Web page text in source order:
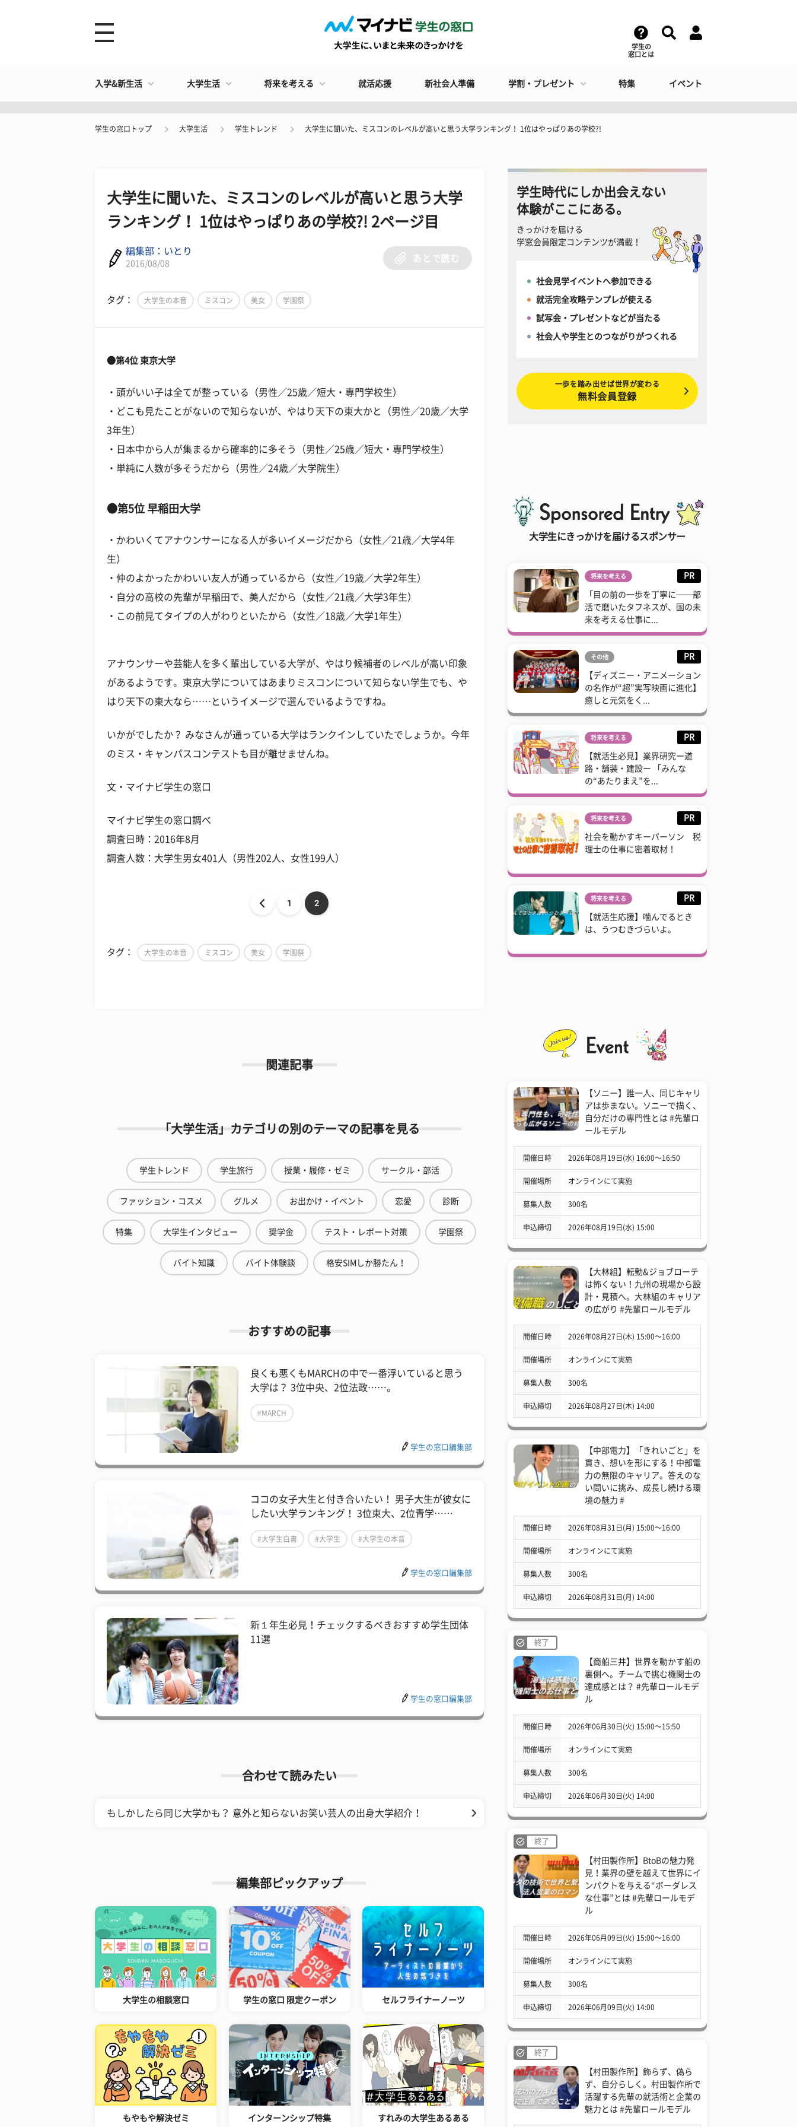
学生の
窓口とは
入学&新生活 大学生活 将来を考える 就活応援 新社会人準備 学割・プレゼント 特集 イベント
学生の窓口トップ 大学生活 学生トレンド 大学生に聞いた、ミスコンのレベルが高いと思う大学ランキング！ 1位はやっぱりあの学校?!
大学生に聞いた、ミスコンのレベルが高いと思う大学
ランキング！ 1位はやっぱりあの学校?! 2ページ目
編集部：いとり
2016/08/08
あとで読む
タグ： 大学生の本音 ミスコン 美女 学園祭
●第4位 東京大学
・頭がいい子は全てが整っている（男性／25歳／短大・専門学校生）
・どこも見たことがないので知らないが、やはり天下の東大かと（男性／20歳／大学
3年生）
・日本中から人が集まるから確率的に多そう（男性／25歳／短大・専門学校生）
・単純に人数が多そうだから（男性／24歳／大学院生）
●第5位 早稲田大学
・かわいくてアナウンサーになる人が多いイメージだから（女性／21歳／大学4年
生）
・仲のよかったかわいい友人が通っているから（女性／19歳／大学2年生）
・自分の高校の先輩が早稲田で、美人だから（女性／21歳／大学3年生）
・この前見てタイプの人がわりといたから（女性／18歳／大学1年生）
アナウンサーや芸能人を多く輩出している大学が、やはり候補者のレベルが高い印象
があるようです。東京大学についてはあまりミスコンについて知らない学生でも、や
はり天下の東大なら……というイメージで選んでいるようですね。
いかがでしたか？ みなさんが通っている大学はランクインしていたでしょうか。今年
のミス・キャンパスコンテストも目が離せませんね。
文・マイナビ学生の窓口
マイナビ学生の窓口調べ
調査日時：2016年8月
調査人数：大学生男女401人（男性202人、女性199人）
1 2
タグ： 大学生の本音 ミスコン 美女 学園祭
関連記事
「大学生活」カテゴリの別のテーマの記事を見る
学生トレンド 学生旅行 授業・履修・ゼミ サークル・部活
ファッション・コスメ グルメ お出かけ・イベント 恋愛 診断
特集 大学生インタビュー 奨学金 テスト・レポート対策 学園祭
バイト知識 バイト体験談 格安SIMしか勝たん！
おすすめの記事
良くも悪くもMARCHの中で一番浮いていると思う
大学は？ 3位中央、2位法政……。
#MARCH
学生の窓口編集部
ココの女子大生と付き合いたい！ 男子大生が彼女に
したい大学ランキング！ 3位東大、2位青学……
#大学生白書 #大学生 #大学生の本音
学生の窓口編集部
新１年生必見！チェックするべきおすすめ学生団体
11選
学生の窓口編集部
合わせて読みたい
もしかしたら同じ大学かも？ 意外と知らないお笑い芸人の出身大学紹介！
編集部ピックアップ
大学生の相談窓口 学生の窓口 限定クーポン セルフライナーノーツ
もやもや解決ゼミ インターンシップ特集 すれみの大学生あるある
学生時代にしか出会えない
体験がここにある。
きっかけを届ける
学窓会員限定コンテンツが満載！
社会見学イベントへ参加できる
就活完全攻略テンプレが使える
試写会・プレゼントなどが当たる
社会人や学生とのつながりがつくれる
一歩を踏み出せば世界が変わる
無料会員登録
大学生にきっかけを届けるスポンサー
将来を考える PR
「目の前の一歩を丁寧に──部
活で磨いたタフネスが、国の未
来を考える仕事に...
その他 PR
【ディズニー・アニメーション
の名作が“超”実写映画に進化】
癒しと元気をく...
将来を考える PR
【就活生必見】業界研究ー道
路・舗装・建設ー 「みんな
の“あたりまえ”を...
将来を考える PR
社会を動かすキーパーソン 税
理士の仕事に密着取材！
将来を考える PR
【就活生応援】噛んでるとき
は、うつむきづらいよ。
【ソニー】誰一人、同じキャリ
アは歩まない。ソニーで描く、
自分だけの専門性とは #先輩ロ
ールモデル
開催日時 2026年08月19日(水) 16:00〜16:50
開催場所 オンラインにて実施
募集人数 300名
申込締切 2026年08月19日(水) 15:00
【大林組】転勤&ジョブローテ
は怖くない！九州の現場から設
計・見積へ。大林組のキャリア
の広がり #先輩ロールモデル
開催日時 2026年08月27日(木) 15:00〜16:00
開催場所 オンラインにて実施
募集人数 300名
申込締切 2026年08月27日(木) 14:00
【中部電力】「きれいごと」を
貫き、想いを形にする！中部電
力の無限のキャリア。答えのな
い問いに挑み、成長し続ける環
境の魅力 #
開催日時 2026年08月31日(月) 15:00〜16:00
開催場所 オンラインにて実施
募集人数 300名
申込締切 2026年08月31日(月) 14:00
終了
【商船三井】世界を動かす船の
裏側へ。チームで挑む機関士の
達成感とは？ #先輩ロールモデ
ル
開催日時 2026年06月30日(火) 15:00〜15:50
開催場所 オンラインにて実施
募集人数 300名
申込締切 2026年06月30日(火) 14:00
終了
【村田製作所】BtoBの魅力発
見！業界の壁を越えて世界にイ
ンパクトを与える“ボーダレス
な仕事”とは #先輩ロールモデ
ル
開催日時 2026年06月09日(火) 15:00〜16:00
開催場所 オンラインにて実施
募集人数 300名
申込締切 2026年06月09日(火) 14:00
終了
【村田製作所】飾らず、偽ら
ず、自分らしく。村田製作所で
活躍する先輩の就活術と企業の
魅力とは #先輩ロールモデル